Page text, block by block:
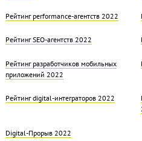
Рейтинг performance-агентств 2022
Рейтинг SEO-агентств 2022
Рейтинг разработчиков мобильных
приложений 2022
Рейтинг digital-интеграторов 2022
Digital-Прорыв 2022